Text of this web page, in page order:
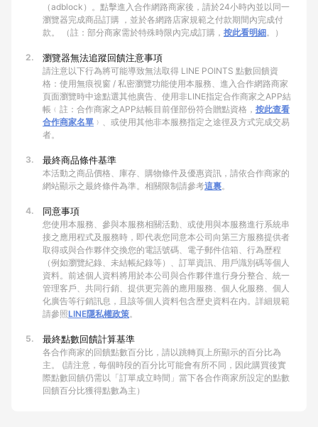
（adblock）。點擊進入合作網路商家後，請於24小時內並以同一
瀏覽器完成商品訂購 ，並於各網路店家規範之付款期間內完成付
款。 （註：部分商家需於特殊時限內完成訂購， 按此看明細。）
2. 瀏覽器無法追蹤回饋注意事項
請注意以下行為將可能導致無法取得 LINE POINTS 點數回饋資
格：使用無痕視窗 / 私密瀏覽功能使用本服務、進入合作網路商家
頁面瀏覽時中途點選其他廣告、使用非LINE指定合作商家之APP結
帳﹙註：合作商家之APP結帳目前僅部份符合贈點資格， 按此查看
合作商家名單 ﹚、或使用其他非本服務指定之途徑及方式完成交易
者。
3. 最終商品條件基準
本活動之商品價格、庫存、購物條件及優惠資訊，請依合作商家的
網站顯示之最終條件為準。相關限制請參考這裏。
4. 同意事項
您使用本服務、參與本服務相關活動、或使用與本服務進行系統串
接之應用程式及服務時，即代表您同意本公司向第三方服務提供者
取得或與合作夥伴交換您的電話號碼、電子郵件信箱、行為歷程
（例如瀏覽紀錄、未結帳紀錄等）、訂單資訊、用戶識別碼等個人
資料。前述個人資料將用於本公司與合作夥伴進行身分整合、統一
管理客戶、共同行銷、提供更完善的應用服務、個人化服務、個人
化廣告等行銷訊息，且該等個人資料包含歷史資料在內。詳細規範
請參照LINE隱私權政策。
5. 最終點數回饋計算基準
各合作商家的回饋點數百分比，請以跳轉頁上所顯示的百分比為
主。 (請注意，每個時段的百分比可能會有所不同，因此購買後實
際點數回饋仍需以「訂單成立時間」當下各合作商家所設定的點數
回饋百分比獲得點數為主）